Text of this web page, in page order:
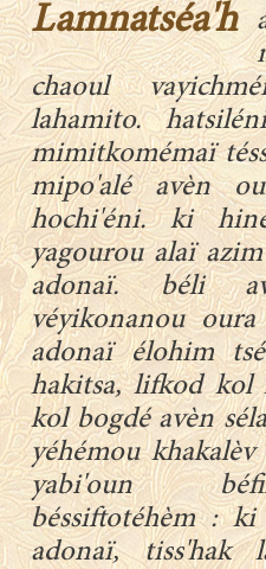
Lamnatséa'h
chaoul
lahamito.
mimitkomémaï
mipo'alé avèn
hochi'éni. ki
yagourou alaï
adonaï. béli
véyikonanou
adonaï élohim
hakitsa, lifkod kol
kol bogdé avèn
yéhémou
yabi'oun
béssiftotéhèm :
adonaï, tiss'hak